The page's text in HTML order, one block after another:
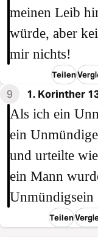
meinen Leib
würde, aber
mir nichts!
Teilen
9 1. Korinther
Als ich ein
ein
und urteilte
ein Mann
Unmündigsein
Teilen